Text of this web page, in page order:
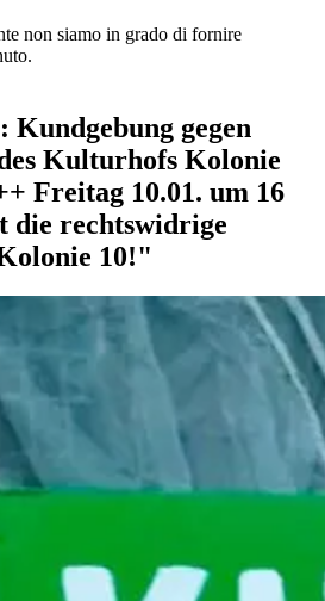
non siamo in grado di fornire
Kundgebung gegen
Kulturhofs Kolonie
Freitag 10.01. um 16
die rechtswidrige
10!"